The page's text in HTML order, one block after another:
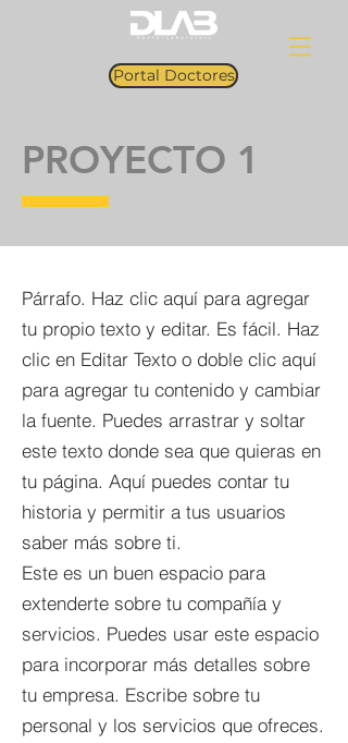
Portal Doctores
Párrafo. Haz clic aquí para agregar
tu propio texto y editar. Es fácil. Haz
clic en Editar Texto o doble clic aquí
para agregar tu contenido y cambiar
la fuente. Puedes arrastrar y soltar
este texto donde sea que quieras en
tu página. Aquí puedes contar tu
historia y permitir a tus usuarios
saber más sobre ti.
Este es un buen espacio para
extenderte sobre tu compañía y
servicios. Puedes usar este espacio
para incorporar más detalles sobre
tu empresa. Escribe sobre tu
personal y los servicios que ofreces.
PROYECTO 1